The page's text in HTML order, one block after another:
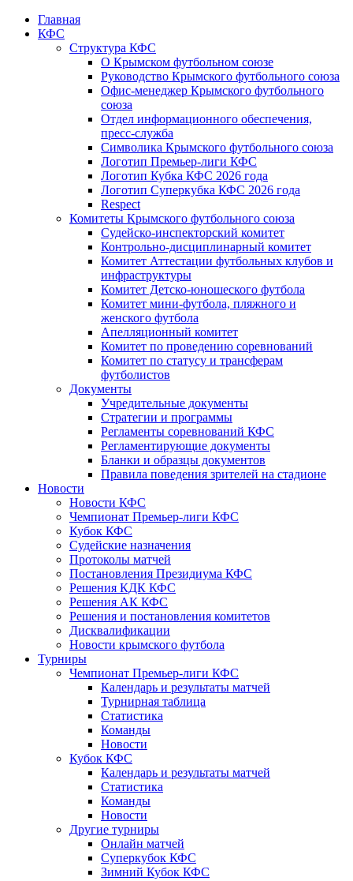
Главная
КФС
Структура КФС
О Крымском футбольном союзе
Руководство Крымского футбольного союза
Офис-менеджер Крымского футбольного
союза
Отдел информационного обеспечения,
пресс-служба
Символика Крымского футбольного союза
Логотип Премьер-лиги КФС
Логотип Кубка КФС 2026 года
Логотип Суперкубка КФС 2026 года
Respect
Комитеты Крымского футбольного союза
Судейско-инспекторский комитет
Контрольно-дисциплинарный комитет
Комитет Аттестации футбольных клубов и
инфраструктуры
Комитет Детско-юношеского футбола
Комитет мини-футбола, пляжного и
женского футбола
Апелляционный комитет
Комитет по проведению соревнований
Комитет по статусу и трансферам
футболистов
Документы
Учредительные документы
Стратегии и программы
Регламенты соревнований КФС
Регламентирующие документы
Бланки и образцы документов
Правила поведения зрителей на стадионе
Новости
Новости КФС
Чемпионат Премьер-лиги КФС
Кубок КФС
Судейские назначения
Протоколы матчей
Постановления Президиума КФС
Решения КДК КФС
Решения АК КФС
Решения и постановления комитетов
Дисквалификации
Новости крымского футбола
Турниры
Чемпионат Премьер-лиги КФС
Календарь и результаты матчей
Турнирная таблица
Статистика
Команды
Новости
Кубок КФС
Календарь и результаты матчей
Статистика
Команды
Новости
Другие турниры
Онлайн матчей
Суперкубок КФС
Зимний Кубок КФС